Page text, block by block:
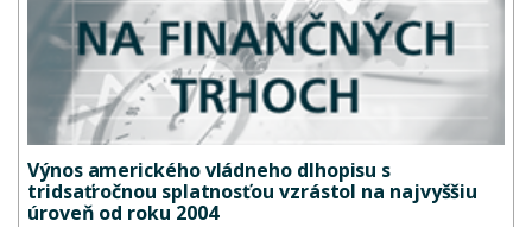
Výnos amerického vládneho dlhopisu s
tridsaťročnou splatnosťou vzrástol na najvyššiu
úroveň od roku 2004